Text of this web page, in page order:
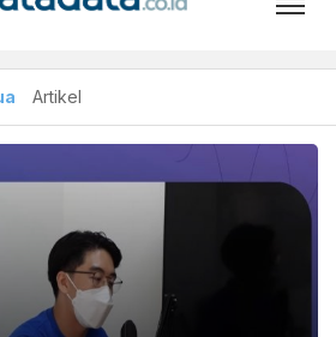
startup
Artikel